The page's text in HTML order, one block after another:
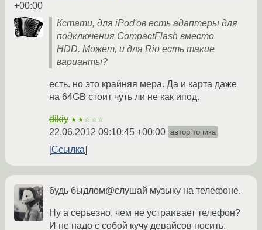
+00:00
Кстати, для iPod'ов есть адаптеры для
подключения CompactFlash вместо
HDD. Может, и для Rio есть такие
варианты?
есть. но это крайняя мера. Да и карта даже
на 64GB стоит чуть ли не как ипод.
dikiy ★★☆☆☆
22.06.2012 09:10:45 +00:00 автор топика
Ссылка
будь быдлом@слушай музыку на телефоне.
Ну а серьезно, чем не устраивает телефон?
И не надо с собой кучу девайсов носить.